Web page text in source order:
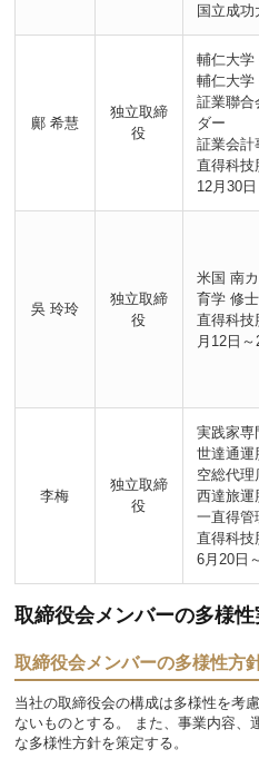
国立成
鄺 希慧
独立取締
役
輔仁大学
輔仁大学
証業聯合
ダー
証業会計
直得科技
12月30日
吳 玲玲
独立取締
役
米国 南
育学 修士
直得科技
月12日～
李梅
独立取締
役
実践家専
世達通運
空総代理
西達旅運
一直得管
直得科技
6月20日
取締役会メンバーの多様
取締役会メンバーの多様性方
当社の取締役会の構成は多様性を考
ないものとする。 また、事業内容
な多様性方針を策定する。